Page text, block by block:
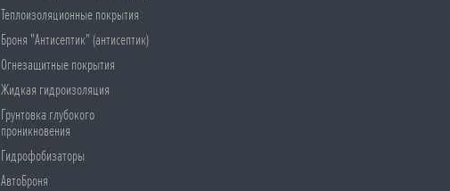
Теплоизоляционные покрытия
Броня "Антисептик" (антисептик)
Огнезащитные покрытия
Жидкая гидроизоляция
Грунтовка глубокого
проникновения
Гидрофобизаторы
АвтоБроня